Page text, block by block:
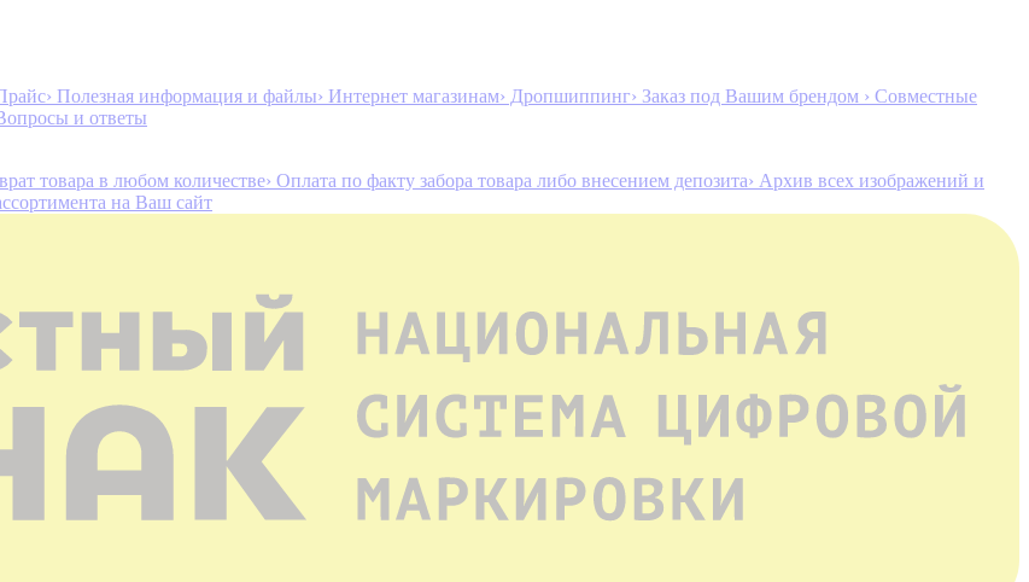
› Полезная информация и файлы› Интернет магазинам› Дропшиппинг› Заказ под Вашим брендом › Совместные
и ответы
товара в любом количестве› Оплата по факту забора товара либо внесением депозита› Архив всех изображений и
на Ваш сайт